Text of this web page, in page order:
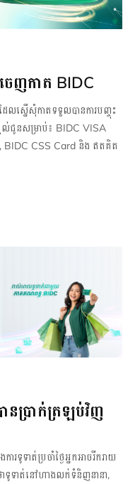
ចេញកាត BIDC
លស្នើសុំកាតទទួលបានការបញ្ចុះ
តល់ជូនសម្រាប់៖ BIDC VISA
BIDC CSS Card និង ឥតគិត
នប្រាក់ត្រឡប់វិញ
រទូទាត់ប្រចាំថ្ងៃអ្នកអាចរីករាយ
ទូទាត់នៅហាងលក់ទំនិញនានា,